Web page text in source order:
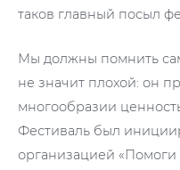
таков главный посыл
Мы должны помнить
не значит плохой: он
многообразии
Фестиваль был
организацией